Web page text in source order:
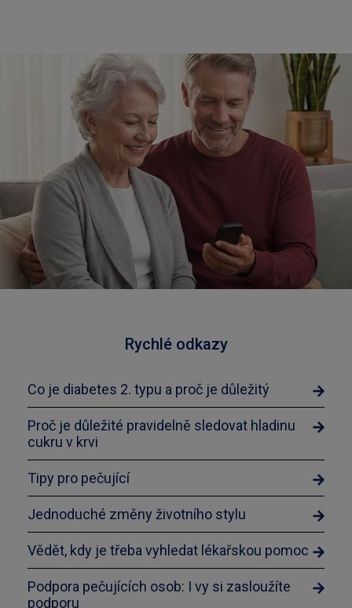
Rychlé odkazy
Co je diabetes 2. typu a proč je důležitý
Proč je důležité pravidelně sledovat hladinu
cukru v krvi
Tipy pro pečující
Jednoduché změny životního stylu
Vědět, kdy je třeba vyhledat lékařskou pomoc
Podpora pečujících osob: I vy si zasloužíte
podporu